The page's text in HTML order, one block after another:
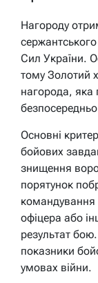
Нагороду
Сил України.
тому Золотий
нагорода, яка
Основні
бойових
знищення
порятунок
командування
офіцера або
результат
показники
умовах війни.